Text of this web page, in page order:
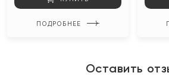
ПОДРОБНЕЕ
Оставить